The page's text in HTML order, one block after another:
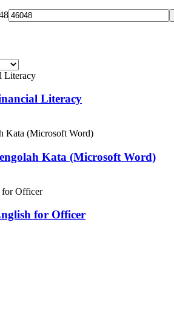
Literacy
Kata (Microsoft Word)
for Officer